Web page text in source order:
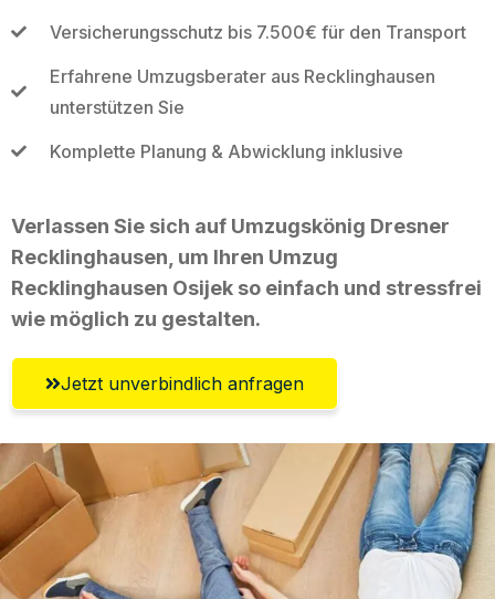
Versicherungsschutz bis 7.500€ für den Transport
Erfahrene Umzugsberater aus Recklinghausen
unterstützen Sie
Komplette Planung & Abwicklung inklusive
Verlassen Sie sich auf Umzugskönig Dresner
Recklinghausen, um Ihren Umzug
Recklinghausen Osijek so einfach und stressfrei
wie möglich zu gestalten.
Jetzt unverbindlich anfragen